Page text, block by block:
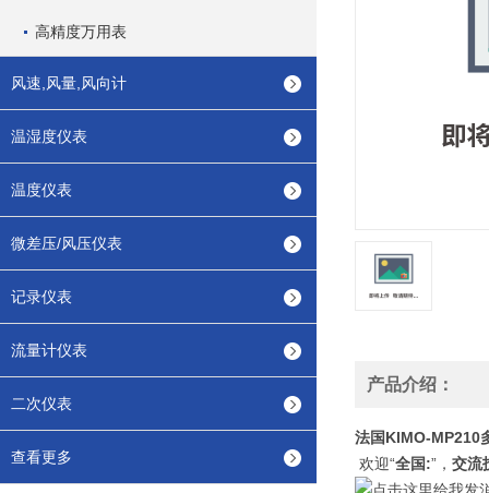
高精度万用表
风速,风量,风向计
温湿度仪表
温度仪表
微差压/风压仪表
记录仪表
流量计仪表
二次仪表
查看更多
产品介绍：
法国KIMO-MP210
欢迎“全国:”， 交流